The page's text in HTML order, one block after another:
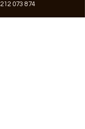
212 073 874